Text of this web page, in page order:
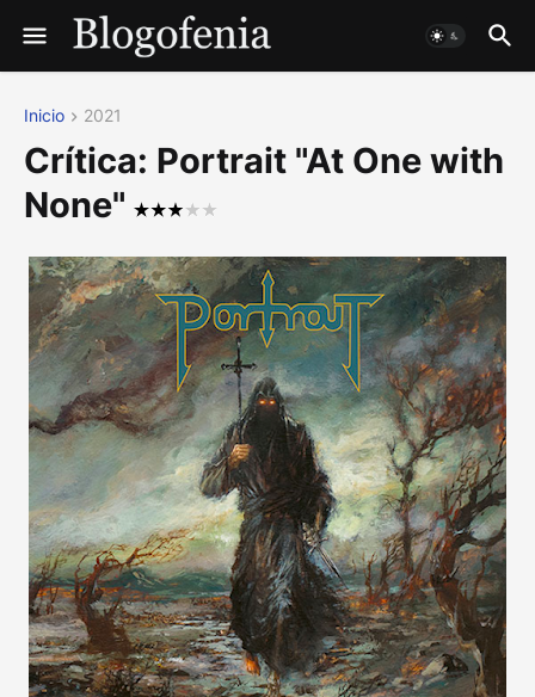
Inicio 2021
Crítica: Portrait "At One with
None"